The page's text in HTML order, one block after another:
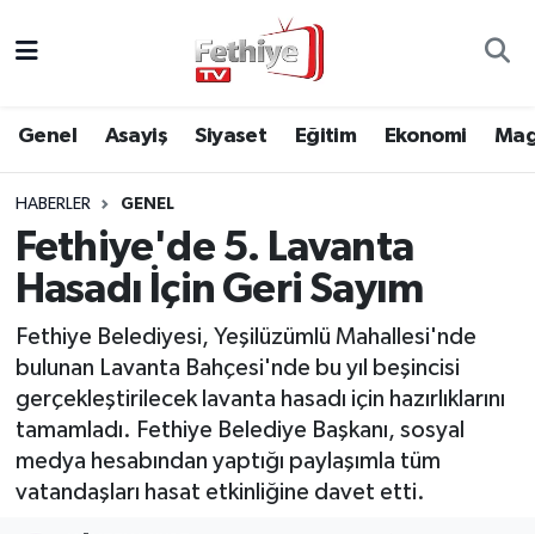
Genel Asayiş Siyaset Eğitim Ekonomi
HABERLER GENEL
Fethiye'de 5. Lavanta
Hasadı İçin Geri Sayım
Fethiye Belediyesi, Yeşilüzümlü Mahallesi'nde
bulunan Lavanta Bahçesi'nde bu yıl beşincisi
gerçekleştirilecek lavanta hasadı için hazırlıklarını
tamamladı. Fethiye Belediye Başkanı, sosyal
medya hesabından yaptığı paylaşımla tüm
vatandaşları hasat etkinliğine davet etti.
Asayiş
Eğitim
Ekonomi
Kültür
Magazin
Muğla Hava Durumu
Muğla Namaz Vakitleri
Muğla Trafik Yoğunluk Haritası
Süper Lig Puan Durumu ve Fikstür
Tüm Manşetler
Son Dakika Haberleri